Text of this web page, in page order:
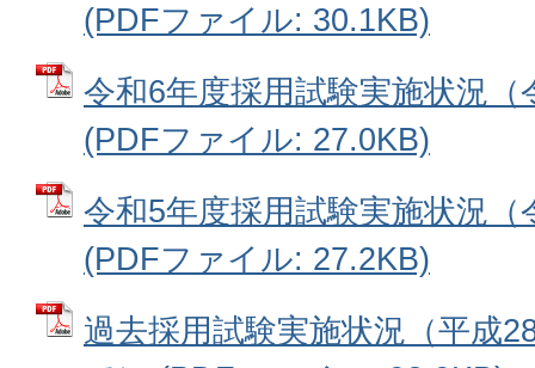
(PDFファイル: 30.1KB)
令和6年度採用試験実施状況
(PDFファイル: 27.0KB)
令和5年度採用試験実施状況
(PDFファイル: 27.2KB)
過去採用試験実施状況（平成